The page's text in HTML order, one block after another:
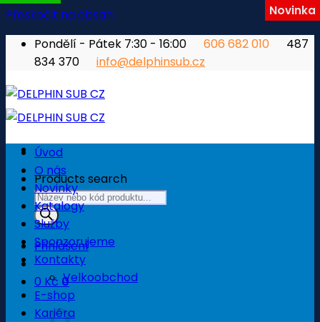
Přeskočit na obsah
Pondělí - Pátek 7:30 - 16:00
606 682 010
487
834 370
info@delphinsub.cz
Products search
Přihlášení
0 Kč 0
Košík
Úvod
O nás
Novinky
Katalogy
Služby
Sponzorujeme
Kontakty
Velkoobchod
E-shop
Kariéra
Novinka